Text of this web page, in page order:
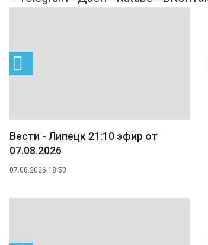
Вести - Липецк 21:10 эфир от
07.08.2026
07.08.2026 18:50